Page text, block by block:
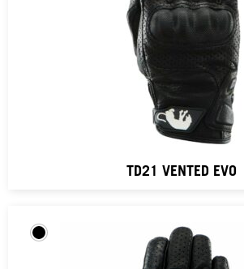
TD21 VENTED EVO